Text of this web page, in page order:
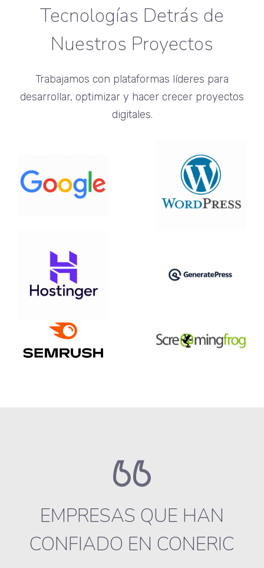
Tecnologías Detrás de
Nuestros Proyectos
Trabajamos con plataformas líderes para
desarrollar, optimizar y hacer crecer proyectos
digitales.
EMPRESAS QUE HAN
CONFIADO EN CONERIC